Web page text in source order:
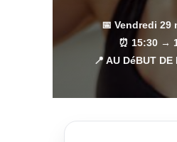
📅 Vendredi 29
⏰ 15:30 →
📍 AU DéBUT